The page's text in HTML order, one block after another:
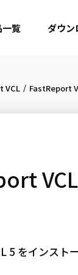
一覧 ダウン
VCL /
5 をインスト